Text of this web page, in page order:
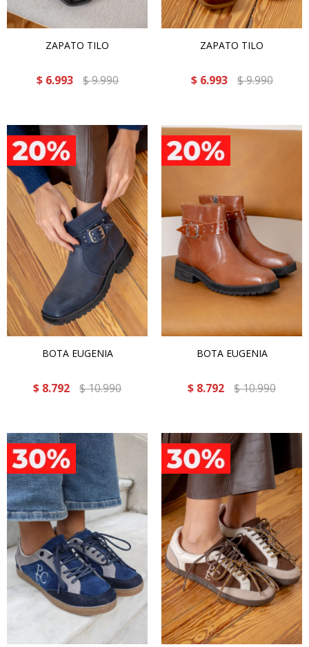
ZAPATO TILO
$ 6.993 $9.990
ZAPATO TILO
$ 6.993 $9.990
BOTA EUGENIA
$ 8.792 $10.990
BOTA EUGENIA
$ 8.792 $10.990